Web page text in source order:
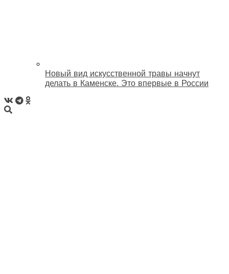
Новый вид искусственной травы начнут
делать в Каменске. Это впервые в России